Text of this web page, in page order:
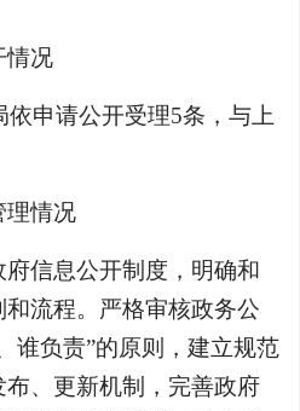
情况
依申请公开受理5条，与上
理情况
信息公开制度，明确和
流程。严格审核政务公
谁负责”的原则，建立规范
、更新机制，完善政府